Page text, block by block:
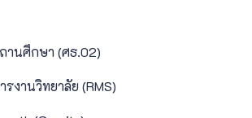
านศึกษา (ศธ.02)
งานวิทยาลัย (RMS)